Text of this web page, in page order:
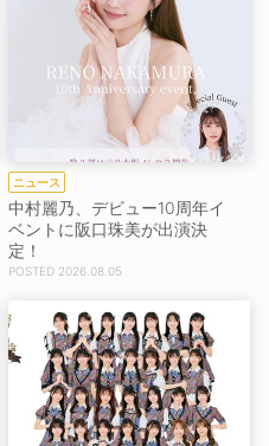
ニュース
中村麗乃、デビュー10周年イ
ベントに阪口珠美が出演決
定！
2026.08.05